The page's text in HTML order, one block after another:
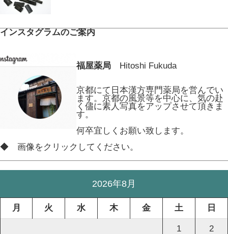
インスタグラムのご案内
福屋薬局 Hitoshi Fukuda
京都にて日本漢方専門薬局を営んでい
ます。京都の風景等を中心に、気の赴
く儘に素人写真をアップさせて頂きま
す。
何卒宜しくお願い致します。
◆ 画像をクリックしてください。
2026年8月
月 火 水 木 金 土 日
1 2